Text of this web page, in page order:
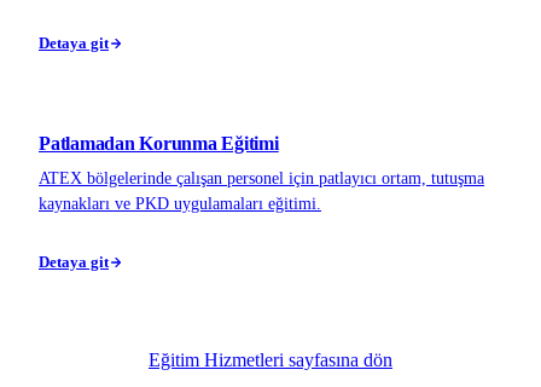
Detaya git
Patlamadan Korunma Eğitimi
ATEX bölgelerinde çalışan personel için patlayıcı ortam, tutuşma
kaynakları ve PKD uygulamaları eğitimi.
Detaya git
Eğitim Hizmetleri sayfasına dön